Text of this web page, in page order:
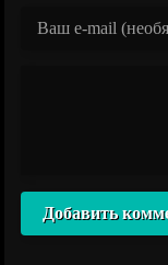
Добавить